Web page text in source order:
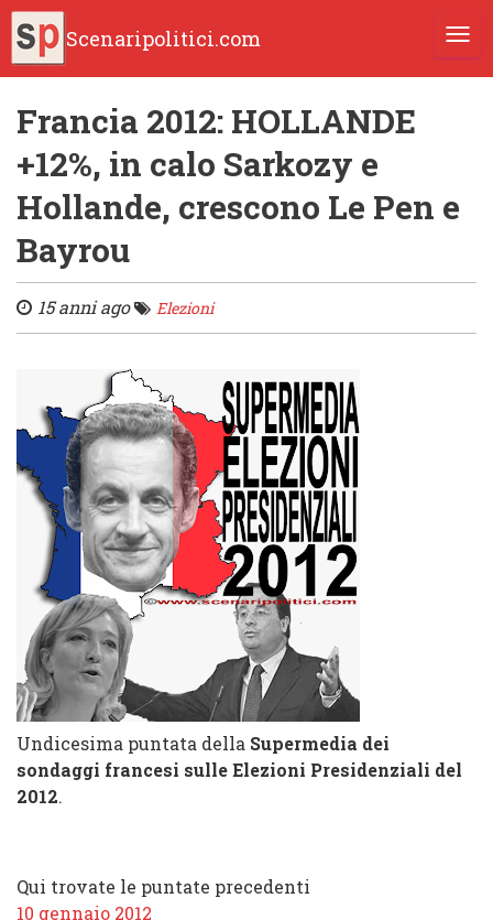
Scenaripolitici.com
Francia 2012: HOLLANDE
+12%, in calo Sarkozy e
Hollande, crescono Le Pen e
Bayrou
15 anni ago Elezioni
Undicesima puntata della Supermedia dei
sondaggi francesi sulle Elezioni Presidenziali del
2012.
Qui trovate le puntate precedenti
10 gennaio 2012